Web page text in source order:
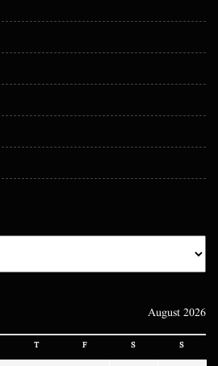
August 2026
T F S S